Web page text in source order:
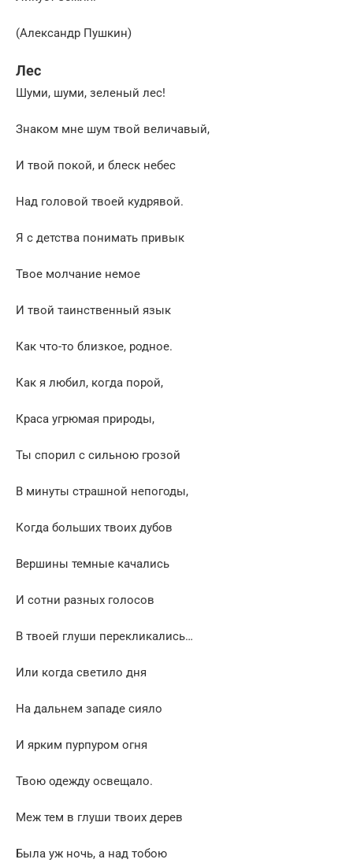
(Александр Пушкин)
Лес
Шуми, шуми, зеленый лес!
Знаком мне шум твой величавый,
И твой покой, и блеск небес
Над головой твоей кудрявой.
Я с детства понимать привык
Твое молчание немое
И твой таинственный язык
Как что-то близкое, родное.
Как я любил, когда порой,
Краса угрюмая природы,
Ты спорил с сильною грозой
В минуты страшной непогоды,
Когда больших твоих дубов
Вершины темные качались
И сотни разных голосов
В твоей глуши перекликались…
Или когда светило дня
На дальнем западе сияло
И ярким пурпуром огня
Твою одежду освещало.
Меж тем в глуши твоих дерев
Была уж ночь, а над тобою